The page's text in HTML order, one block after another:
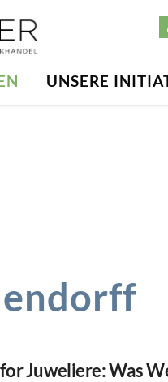
UNSERE
Juweliere: Was